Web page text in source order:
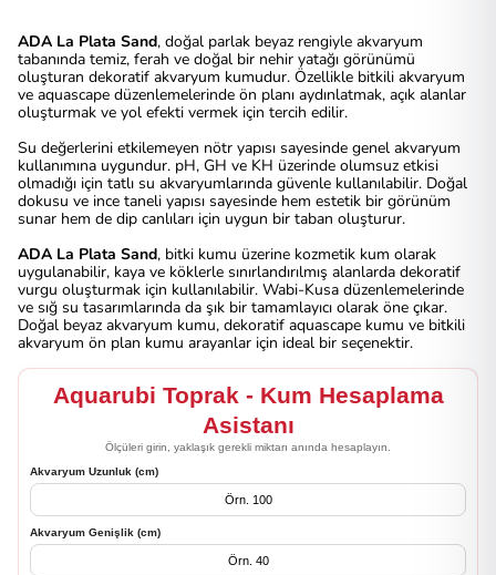
ADA La Plata Sand, doğal parlak beyaz rengiyle akvaryum
tabanında temiz, ferah ve doğal bir nehir yatağı görünümü
oluşturan dekoratif akvaryum kumudur. Özellikle bitkili akvaryum
ve aquascape düzenlemelerinde ön planı aydınlatmak, açık alanlar
oluşturmak ve yol efekti vermek için tercih edilir.
Su değerlerini etkilemeyen nötr yapısı sayesinde genel akvaryum
kullanımına uygundur. pH, GH ve KH üzerinde olumsuz etkisi
olmadığı için tatlı su akvaryumlarında güvenle kullanılabilir. Doğal
dokusu ve ince taneli yapısı sayesinde hem estetik bir görünüm
sunar hem de dip canlıları için uygun bir taban oluşturur.
ADA La Plata Sand, bitki kumu üzerine kozmetik kum olarak
uygulanabilir, kaya ve köklerle sınırlandırılmış alanlarda dekoratif
vurgu oluşturmak için kullanılabilir. Wabi-Kusa düzenlemelerinde
ve sığ su tasarımlarında da şık bir tamamlayıcı olarak öne çıkar.
Doğal beyaz akvaryum kumu, dekoratif aquascape kumu ve bitkili
akvaryum ön plan kumu arayanlar için ideal bir seçenektir.
Aquarubi Toprak - Kum Hesaplama
Asistanı
Ölçüleri girin, yaklaşık gerekli miktarı anında hesaplayın.
Akvaryum Uzunluk (cm)
Akvaryum Genişlik (cm)